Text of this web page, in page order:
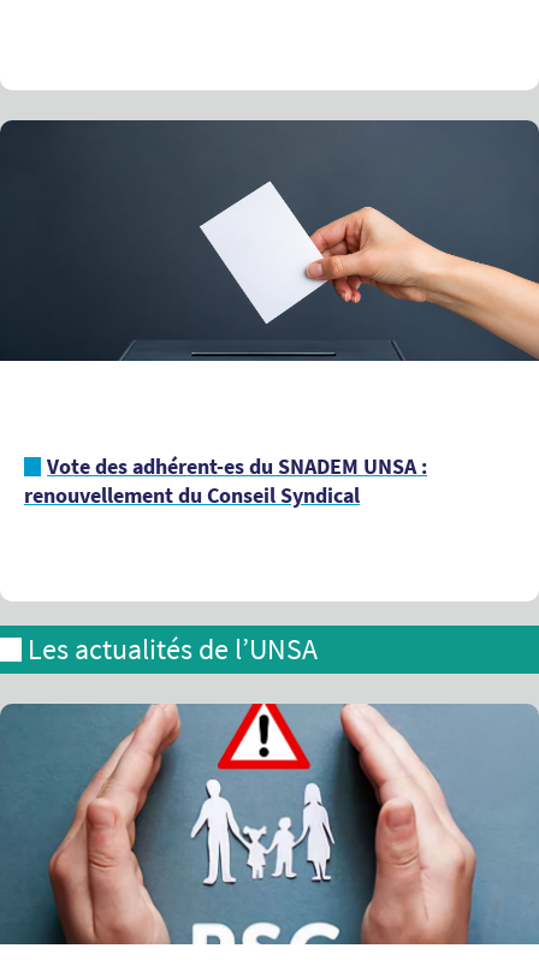
Vote des adhérent-es du SNADEM UNSA :
renouvellement du Conseil Syndical
Les actualités de l’UNSA